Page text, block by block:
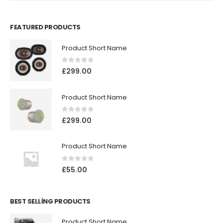
FEATURED PRODUCTS
Product Short Name
05 üzerinden
£299.00
Product Short Name
05 üzerinden
£299.00
Product Short Name
05 üzerinden
£55.00
BEST SELLING PRODUCTS